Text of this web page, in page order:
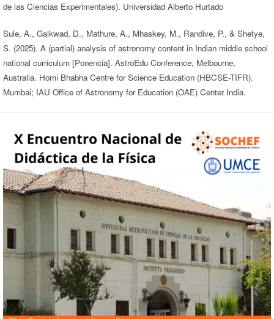
de las Ciencias Experimentales). Universidad Alberto Hurtado
Sule, A., Gaikwad, D., Mathure, A., Mhaskey, M., Randive, P., & Shetye,
S. (2025). A (partial) analysis of astronomy content in Indian middle school
national curriculum [Ponencia]. AstroEdu Conference, Melbourne,
Australia. Homi Bhabha Centre for Science Education (HBCSE-TIFR).
Mumbai; IAU Office of Astronomy for Education (OAE) Center India.